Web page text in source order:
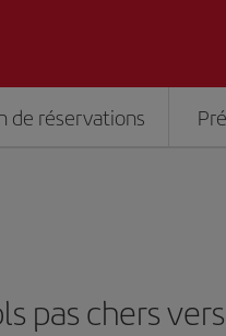
de réservations
pas chers